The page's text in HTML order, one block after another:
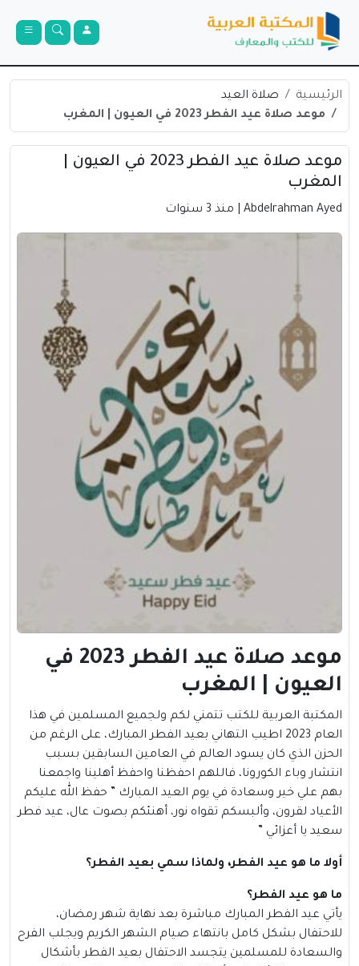
الرئيسية
صلاة العيد
موعد صلاة عيد الفطر 2023 في العيون | المغرب
موعد صلاة عيد الفطر 2023 في العيون |
المغرب
Abdelrahman Ayed | منذ 3 سنوات
موعد صلاة عيد الفطر 2023 في
العيون | المغرب
المكتبة العربية للكتب تتمني لكم ولجميع المسلمين في هذا
العام 2023 اطيب التهاني بعيد الفطر المبارك، على الرغم من
الحزن الذي كان يسود العالم في العامين السابقين بسبب
انتشار وباء الكورونا، فاللهم احفظنا واحفظ أهلينا واجمعنا
بهم علي خير وسعادة في يوم العيد المبارك ” حفظ الله عليكم
الأعياد لقرون، وألبسكم تقواه نور، أهنئكم بصوت عال، عيد فطر
سعيد يا أعزائي ”
أولا ما هو عيد الفطر، ولماذا سمي بعيد الفطر؟
ما هو عيد الفطر؟
يأتي عيد الفطرالمبارك مباشرة بعد نهاية شهر رمضان،
للاحتفال بشكل كامل بانتهاء صيام الشهر الكريم ويجلب الفرح
والسعادة للمسلمين يتجسد الاحتفال بعيد الفطر بأشكال